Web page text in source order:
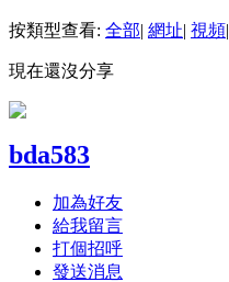
按類型查看: 全部| 網址| 視頻|
現在還沒分享
bda583
加為好友
給我留言
打個招呼
發送消息